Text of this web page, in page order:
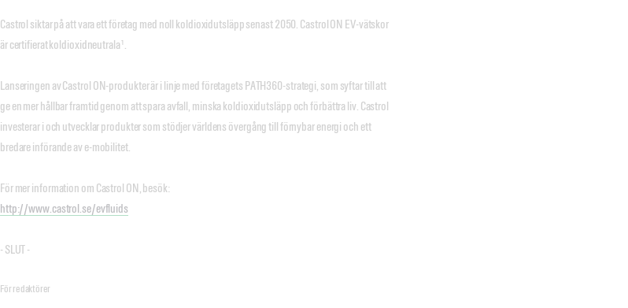
Castrol siktar på att vara ett företag med noll koldioxidutsläpp senast 2050. Castrol ON EV-vätskor
är certifierat koldioxidneutrala¹.
Lanseringen av Castrol ON-produkter är i linje med företagets PATH360-strategi, som syftar till att
ge en mer hållbar framtid genom att spara avfall, minska koldioxidutsläpp och förbättra liv. Castrol
investerar i och utvecklar produkter som stödjer världens övergång till förnybar energi och ett
bredare införande av e-mobilitet.
För mer information om Castrol ON, besök:
http://www.castrol.se/evfluids
- SLUT -
För redaktörer